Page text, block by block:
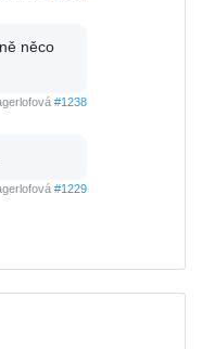
něco
#1238
#1229